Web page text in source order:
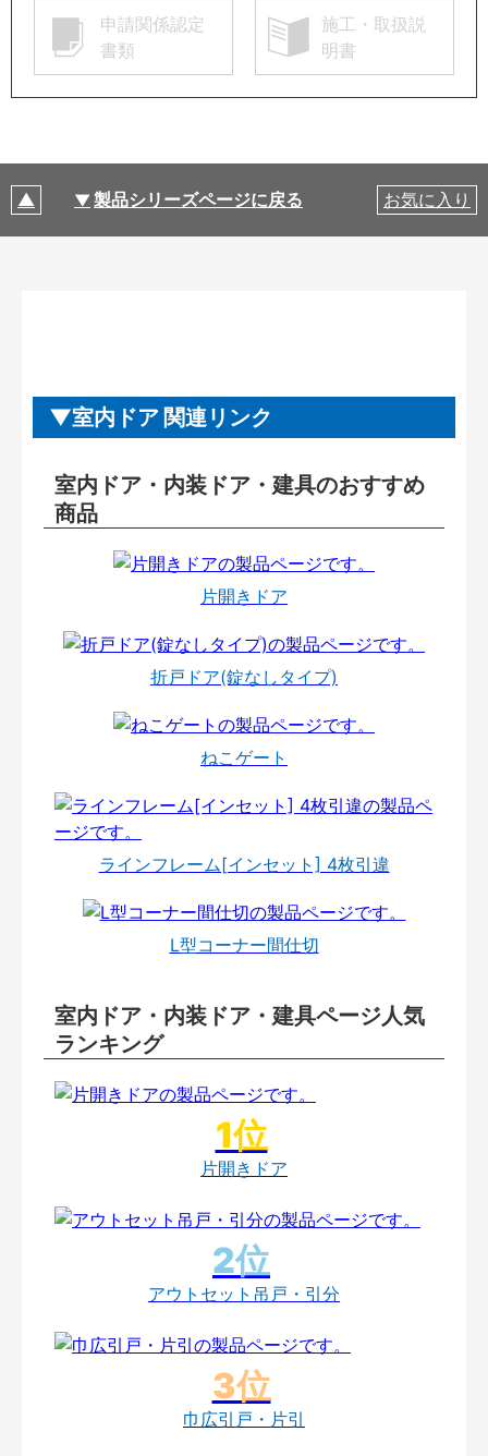
申請関係認定
書類
施工・取扱説
明書
製品シリーズページに戻る お気に入り
室内ドア 関連リンク
室内ドア・内装ドア・建具のおすすめ
商品
片開きドア
折戸ドア(錠なしタイプ)
ねこゲート
ラインフレーム[インセット] 4枚引違
L型コーナー間仕切
室内ドア・内装ドア・建具ページ人気
ランキング
片開きドア
アウトセット吊戸・引分
巾広引戸・片引